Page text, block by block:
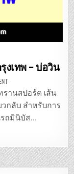
งเทพ – บ่อวิน
ธันวา
ทรานสปอร์ต
เส้น
ทาง
กรุงเทพ
–
รานสปอร์ต เส้น
วกลับ สำหรับการ
รถมินิบัส…